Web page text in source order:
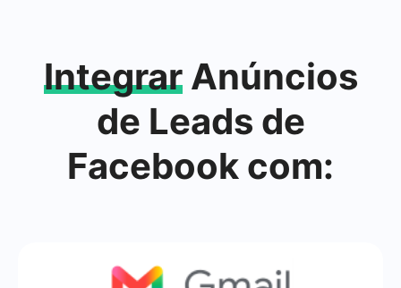
IntegrarAnúncios
de Leads de
Facebook com: